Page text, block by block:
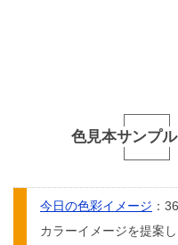
色見本サンプ
今日の色彩イメージ ：
カラーイメージを提案し